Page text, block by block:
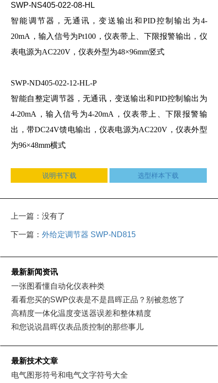
SWP-NS405-022-08-HL
智能调节器，无通讯，变送输出和PID控制输出为4-
20mA，输入信号为Pt100，仪表带上、下限报警输出，仪
表电源为AC220V，仪表外型为48×96mm竖式
SWP-ND405-022-12-HL-P
智能自整定调节器，无通讯，变送输出和PID控制输出为
4-20mA，输入信号为4-20mA，仪表带上、下限报警输
出，带DC24V馈电输出，仪表电源为AC220V，仪表外型
为96×48mm横式
说明书下载 选型样本下载
上一篇：没有了
下一篇：外给定调节器 SWP-ND815
最新新闻资讯
一张图看懂自动化仪表种类
看看您买的SWP仪表是不是昌晖正品？别被忽悠了
高精度一体化温度变送器误差和整体精度
和您说说昌晖仪表品质控制的那些事儿
最新技术文章
电气图形符号和电气文字符号大全